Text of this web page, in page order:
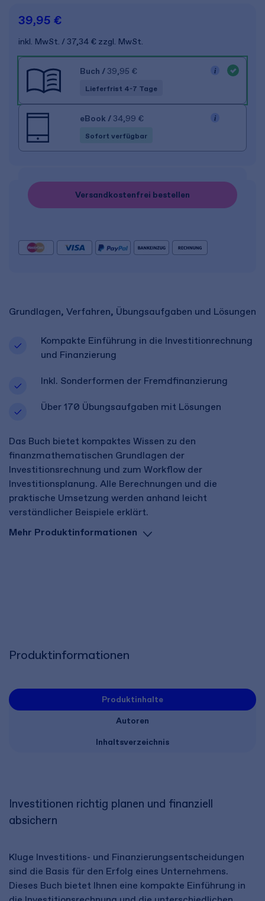
Grundlagen, Verfahren, Übungsaufgaben und Lösungen
Kompakte Einführung in die Investitionrechnung
und Finanzierung
Inkl. Sonderformen der Fremdfinanzierung
Über 170 Übungsaufgaben mit Lösungen
Das Buch bietet kompaktes Wissen zu den
finanzmathematischen Grundlagen der
Investitionsrechnung und zum Workflow der
Investitionsplanung. Alle Berechnungen und die
praktische Umsetzung werden anhand leicht
verständlicher Beispiele erklärt.
Mehr Produktinformationen
39,95 €
inkl. MwSt. 37,34 € zzgl. MwSt.
Buch / 39,95 €
Lieferfrist 4-7 Tage
eBook / 34,99 €
Sofort verfügbar
Versandkostenfrei bestellen
Produktinformationen
Produktinhalte
Autoren
Inhaltsverzeichnis
Investitionen richtig planen und finanziell
absichern
Kluge Investitions- und Finanzierungsentscheidungen
sind die Basis für den Erfolg eines Unternehmens.
Dieses Buch bietet Ihnen eine kompakte Einführung in